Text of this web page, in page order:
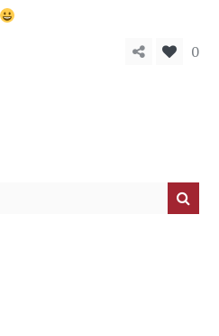
0